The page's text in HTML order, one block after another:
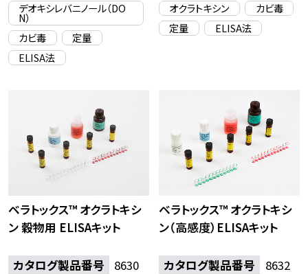
デオキシレバニノール（DO
N）
カビ毒
定量
ELISA法
オクラトキシン
カビ毒
定量
ELISA法
ベラトックス™ オクラトキシ
ン 穀物用 ELISAキット
カタログ製品番号 8630
ベラトックス™ オクラトキシ
ン（高感度）ELISAキット
カタログ製品番号 8632